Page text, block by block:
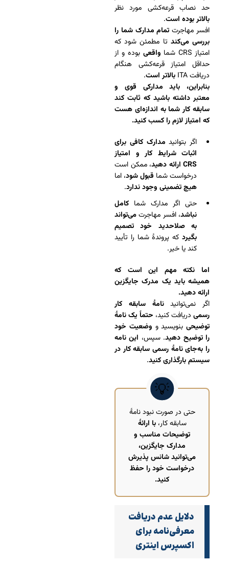
حد نصاب قرعه‌کشی مورد نظر
بالاتر بوده است.
افسر مهاجرت تمام مدارک شما را
بررسی می‌کند تا مطمئن شود که
امتیاز CRS شما
واقعی بوده و از
حداقل امتیاز قرعه‌کشی هنگام
دریافت ITA
بالاتر است.
بنابراین، باید مدارکی قوی و
معتبر داشته باشید که ثابت کند
سابقه کار شما به اندازه‌ای هست
که امتیاز لازم را کسب کنید.
اگر بتوانید مدارک کافی برای
اثبات شرایط کار و امتیاز
CRS ارائه دهید
، ممکن است
درخواست شما قبول شود، اما
هیچ تضمینی وجود ندارد.
حتی اگر مدارک شما کامل
نباشد، افسر مهاجرتمی‌تواند
به صلاحدید خود تصمیم
بگیرد که پروندۀ شما را تأیید
کند یا خیر.
اما نکته مهم این است که
همیشه باید یک مدرک جایگزین
ارائه دهید.
اگر نمی‌توانیدنامۀ سابقه کار
رسمی دریافت کنید، حتماً یک نامۀ
توضیحی بنویسید و وضعیت خود
را توضیح دهید. سپس، این نامه
را به‌جای نامۀ رسمی سابقه کار در
سیستم بارگذاری کنید.
حتی در صورت نبود نامۀ
سابقه کار،با ارائۀ
توضیحات مناسب و
مدارک جایگزین،
می‌توانید شانس پذیرش
درخواست خود را حفظ
کنید.
دلایل عدم دریافت
معرفی‌نامه برای
اکسپرس اینتری